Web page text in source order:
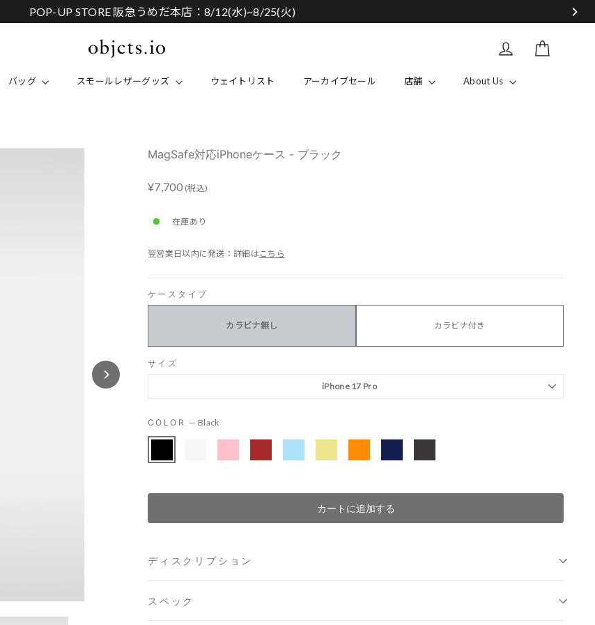
POP-UP STORE 阪急うめだ本店：8/12(水)~8/25(火)
Log in
バッグ スモールレザーグッズ ウェイトリスト アーカイブセール 店舗 About Us
MagSafe対応iPhoneケース - ブラック
Regular
¥7,700 (税込)
在庫あり
翌営業日以内に発送：詳細は こちら
ケースタイプ
カラビナ無し カラビナ付き
サイズ
COLOR — Black
カートに追加する
ディスクリプション
スペック